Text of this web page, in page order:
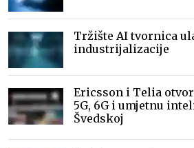
Tržište AI tvornica
industrijalizacije
Ericsson i Telia
5G, 6G i umjetnu
Švedskoj